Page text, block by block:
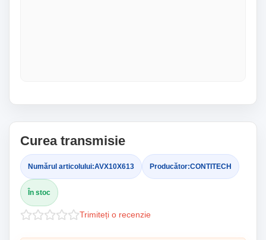
Curea transmisie
Numărul articolului:AVX10X613 Producător:CONTITECH
În stoc
Trimiteți o recenzie